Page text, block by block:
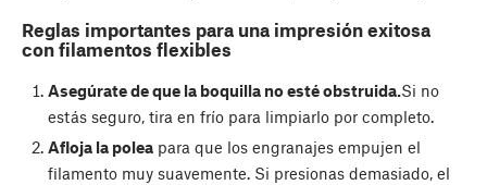
Reglas importantes para una impresión exitosa
con filamentos flexibles
Asegúrate de que la boquilla no esté obstruida. Si no
estás seguro, tira en frío para limpiarlo por completo.
Afloja la poleapara que los engranajes empujen el
filamento muy suavemente. Si presionas demasiado, el